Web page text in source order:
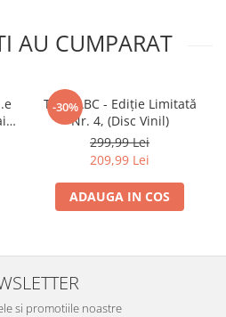
AU CUMPARAT
-30%
Tele7ABC - Ediție Limitată
Nr. 4, (Disc Vinil)
299,99 Lei
209,99 Lei
ADAUGA IN COS
si promotiile noastre